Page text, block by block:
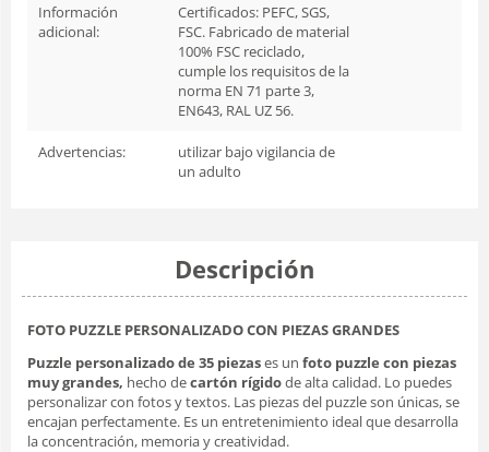
Información
adicional:
Certificados: PEFC, SGS,
FSC. Fabricado de material
100% FSC reciclado,
cumple los requisitos de la
norma EN 71 parte 3,
EN643, RAL UZ 56.
Advertencias:
utilizar bajo vigilancia de
un adulto
Descripción
FOTO PUZZLE PERSONALIZADO CON PIEZAS GRANDES
Puzzle personalizado de 35 piezases un foto puzzle con piezas
muy grandes, hecho decartón rígidode alta calidad. Lo puedes
personalizar con fotos y textos. Las piezas del puzzle son únicas, se
encajan perfectamente. Es un entretenimiento ideal que desarrolla
la concentración, memoria y creatividad.